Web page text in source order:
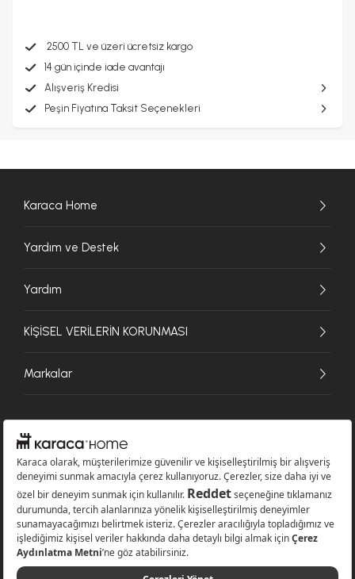
2500 TL ve üzeri ücretsiz kargo
14 gün içinde iade avantajı
Alışveriş Kredisi
Peşin Fiyatına Taksit Seçenekleri
Karaca Home
Yardım ve Destek
Yardım
KİŞİSEL VERİLERİN KORUNMASI
Markalar
© 2026 Karaca Home Collection Tekstil Sanayi ve Ticaret A.Ş. - Tüm hakları
saklıdır.